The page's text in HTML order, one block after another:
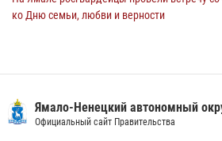
ко Дню семьи, любви и верности
«Каникулы с Росгвардией» продолжаются на
Ямало-Ненецкий автономный
Официальный сайт Правительства